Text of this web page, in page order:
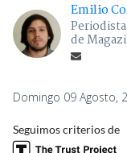
Emilio
de
Domingo 09 Agosto,
Seguimos criterios de